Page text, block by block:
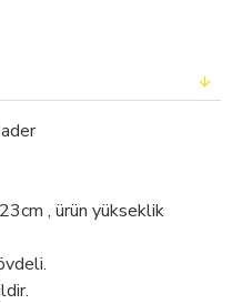
, ürün yükseklik